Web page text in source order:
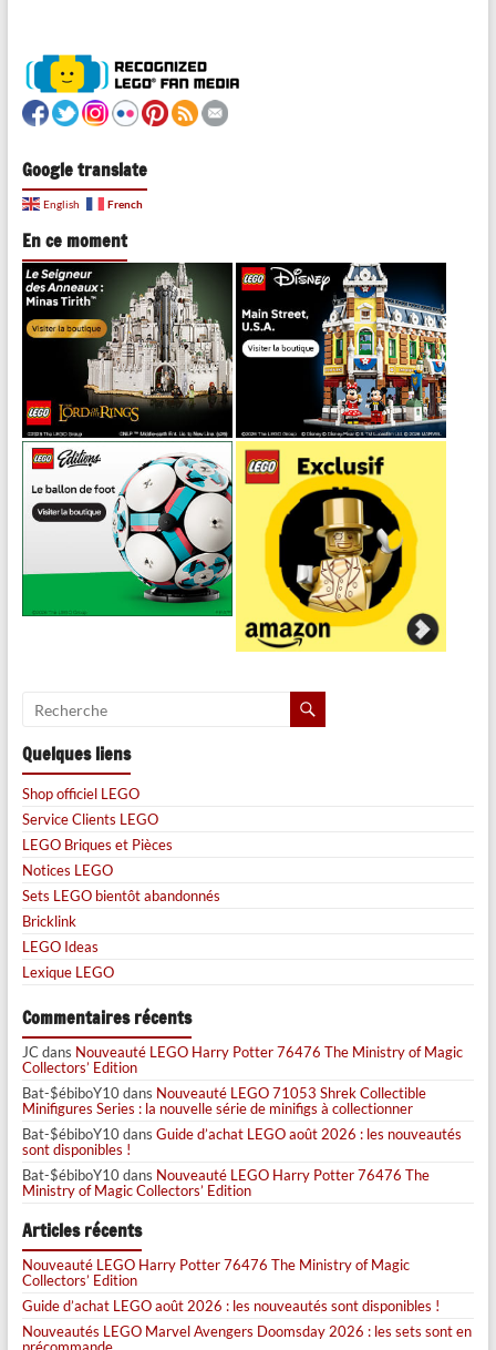
Google translate
English French
En ce moment
Quelques liens
Shop officiel LEGO
Service Clients LEGO
LEGO Briques et Pièces
Notices LEGO
Sets LEGO bientôt abandonnés
Bricklink
LEGO Ideas
Lexique LEGO
Commentaires récents
JCdans Nouveauté LEGO Harry Potter 76476 The Ministry of Magic
Collectors’ Edition
Bat-$ébiboY10dans Nouveauté LEGO 71053 Shrek Collectible
Minifigures Series : la nouvelle série de minifigs à collectionner
Bat-$ébiboY10dans Guide d’achat LEGO août 2026 : les nouveautés
sont disponibles !
Bat-$ébiboY10dans Nouveauté LEGO Harry Potter 76476 The
Ministry of Magic Collectors’ Edition
Articles récents
Nouveauté LEGO Harry Potter 76476 The Ministry of Magic
Collectors’ Edition
Guide d’achat LEGO août 2026 : les nouveautés sont disponibles !
Nouveautés LEGO Marvel Avengers Doomsday 2026 : les sets sont en